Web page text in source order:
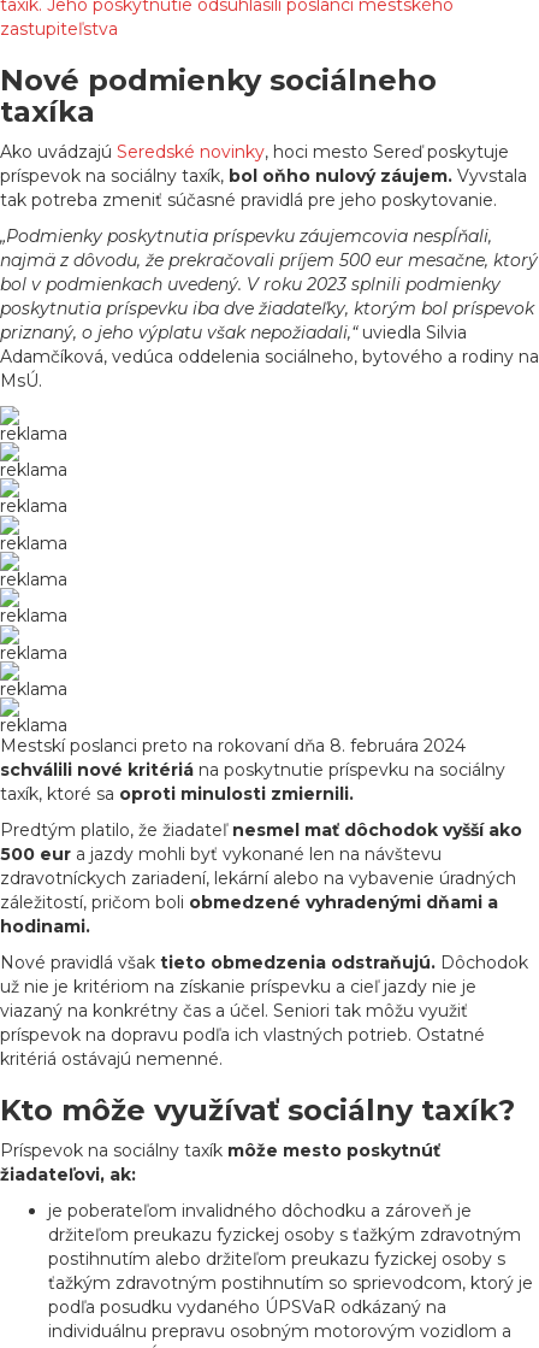
taxík. Jeho poskytnutie odsúhlasili poslanci mestského
zastupiteľstva
Nové podmienky sociálneho
taxíka
Ako uvádzajú Seredské novinky, hoci mesto Sereď poskytuje
príspevok na sociálny taxík, bol oňho nulový záujem. Vyvstala
tak potreba zmeniť súčasné pravidlá pre jeho poskytovanie.
„Podmienky poskytnutia príspevku záujemcovia nespĺňali,
najmä z dôvodu, že prekračovali príjem 500 eur mesačne, ktorý
bol v podmienkach uvedený. V roku 2023 splnili podmienky
poskytnutia príspevku iba dve žiadateľky, ktorým bol príspevok
priznaný, o jeho výplatu však nepožiadali,“uviedla Silvia
Adamčíková, vedúca oddelenia sociálneho, bytového a rodiny na
MsÚ.
reklama
reklama
reklama
reklama
reklama
reklama
reklama
reklama
reklama
Mestskí poslanci preto na rokovaní dňa 8. februára 2024
schválili nové kritériá na poskytnutie príspevku na sociálny
taxík, ktoré sa oproti minulosti zmiernili.
Predtým platilo, že žiadateľ nesmel mať dôchodok vyšší ako
500 eur a jazdy mohli byť vykonané len na návštevu
zdravotníckych zariadení, lekární alebo na vybavenie úradných
záležitostí, pričom boli obmedzené vyhradenými dňami a
hodinami.
Nové pravidlá však tieto obmedzenia odstraňujú. Dôchodok
už nie je kritériom na získanie príspevku a cieľ jazdy nie je
viazaný na konkrétny čas a účel. Seniori tak môžu využiť
príspevok na dopravu podľa ich vlastných potrieb. Ostatné
kritériá ostávajú nemenné.
Kto môže využívať sociálny taxík?
Príspevok na sociálny taxík môže mesto poskytnúť
žiadateľovi, ak:
je poberateľom invalidného dôchodku a zároveň je
držiteľom preukazu fyzickej osoby s ťažkým zdravotným
postihnutím alebo držiteľom preukazu fyzickej osoby s
ťažkým zdravotným postihnutím so sprievodcom, ktorý je
podľa posudku vydaného ÚPSVaR odkázaný na
individuálnu prepravu osobným motorovým vozidlom a